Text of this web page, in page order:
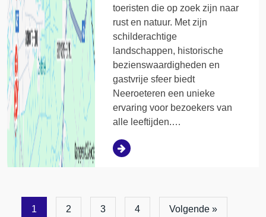
toeristen die op zoek zijn naar
rust en natuur. Met zijn
schilderachtige
landschappen, historische
bezienswaardigheden en
gastvrije sfeer biedt
Neeroeteren een unieke
ervaring voor bezoekers van
alle leeftijden.…
1 2 3 4 Volgende »